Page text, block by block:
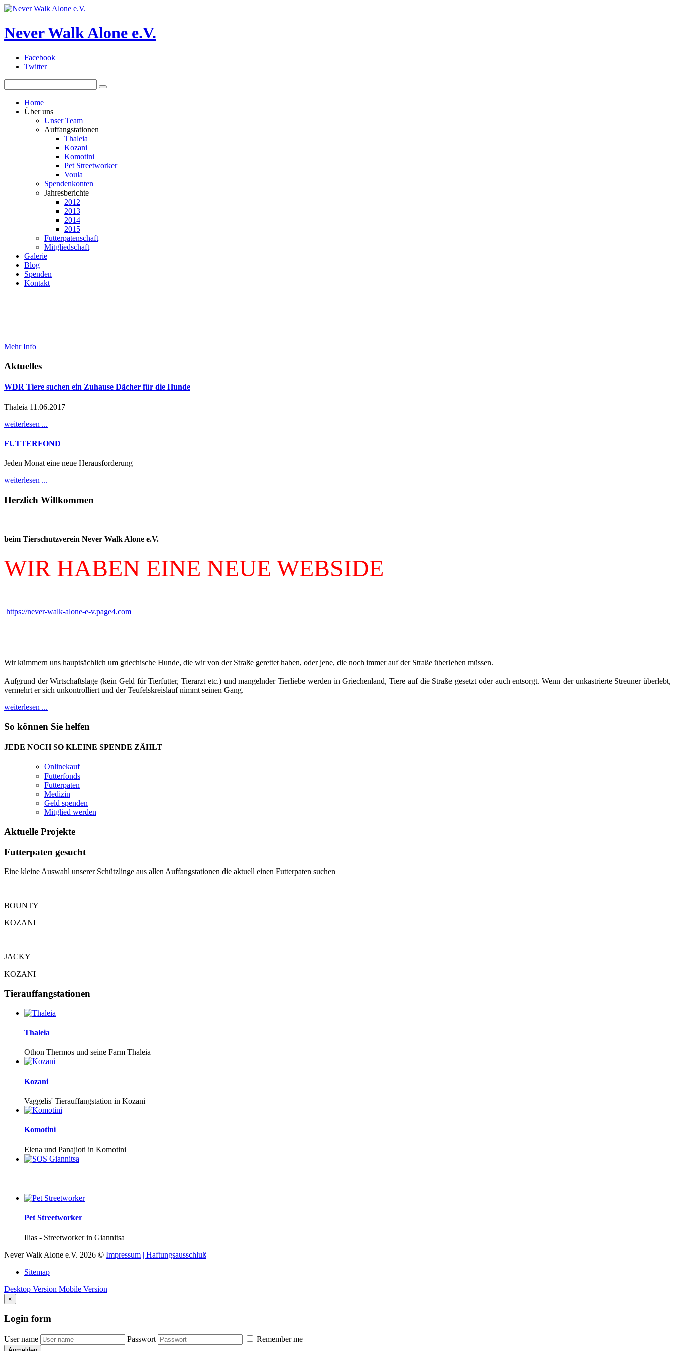
Never Walk Alone e.V.
Facebook
Twitter
Home
Über uns
Unser Team
Auffangstationen
Thaleia
Kozani
Komotini
Pet Streetworker
Voula
Spendenkonten
Jahresberichte
2012
2013
2014
2015
Futterpatenschaft
Mitgliedschaft
Galerie
Blog
Spenden
Kontakt
Mehr Info
Aktuelles
WDR Tiere suchen ein Zuhause Dächer für die Hunde
Thaleia 11.06.2017
weiterlesen ...
FUTTERFOND
Jeden Monat eine neue Herausforderung
weiterlesen ...
Herzlich Willkommen
beim Tierschutzverein Never Walk Alone e.V.
WIR HABEN EINE NEUE WEBSIDE
https://never-walk-alone-e-v.page4.com
Wir kümmern uns hauptsächlich um griechische Hunde, die wir von der Straße gerettet haben, oder jene, die noch immer auf der Straße überleben müssen.
Aufgrund der Wirtschaftslage (kein Geld für Tierfutter, Tierarzt etc.) und mangelnder Tierliebe werden in Griechenland, Tiere auf die Straße gesetzt oder auch entsorgt. Wenn der unkastrierte Streuner überlebt,
vermehrt er sich unkontrolliert und der Teufelskreislauf nimmt seinen Gang.
weiterlesen ...
So können Sie helfen
JEDE NOCH SO KLEINE SPENDE ZÄHLT
Onlinekauf
Futterfonds
Futterpaten
Medizin
Geld spenden
Mitglied werden
Aktuelle Projekte
Futterpaten gesucht
Eine kleine Auswahl unserer Schützlinge aus allen Auffangstationen die aktuell einen Futterpaten suchen
BOUNTY
KOZANI
JACKY
KOZANI
Tierauffangstationen
Thaleia
Othon Thermos und seine Farm Thaleia
Kozani
Vaggelis' Tierauffangstation in Kozani
Komotini
Elena und Panajioti in Komotini
Pet Streetworker
Ilias - Streetworker in Giannitsa
Never Walk Alone e.V. 2026 © Impressum | Haftungsausschluß
Sitemap
Desktop Version Mobile Version
×
Login form
User name Passwort Remember me